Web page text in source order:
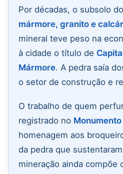
Por décadas, o subsolo
mármore, granito e
mineral teve peso na
à cidade o título de
Mármore. A pedra saía
o setor de construção e
O trabalho de quem
registrado no
homenagem aos
da pedra que
mineração ainda compõe